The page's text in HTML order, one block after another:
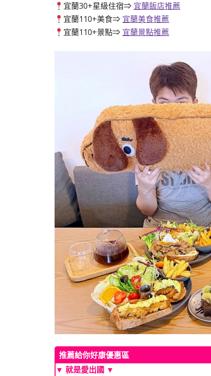
宜蘭30+星級住宿⇒ 宜蘭飯店推薦
宜蘭110+美食⇒ 宜蘭美食推薦
宜蘭110+景點⇒ 宜蘭景點推薦
推薦給你好康優惠區
▼ 就是愛出國 ▼